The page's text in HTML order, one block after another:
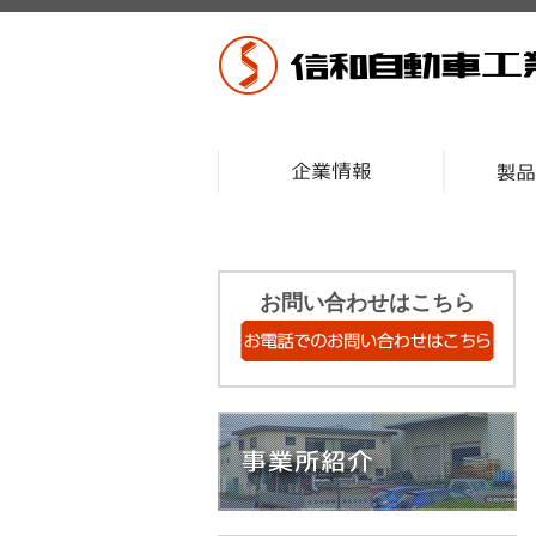
お問い合わせはこちら